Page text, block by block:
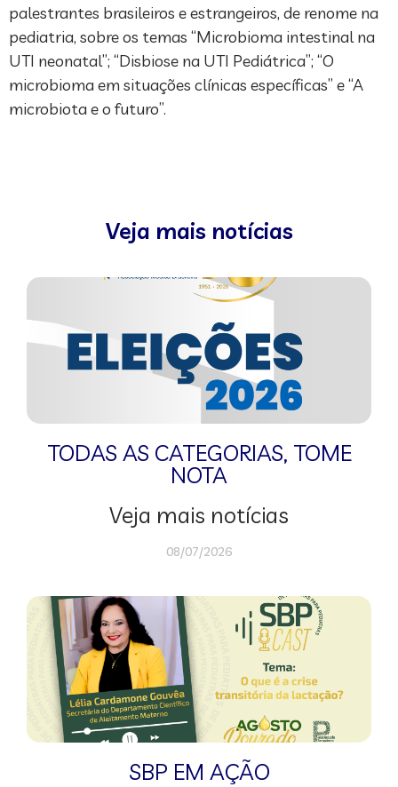
palestrantes brasileiros e estrangeiros, de renome na
pediatria, sobre os temas “Microbioma intestinal na
UTI neonatal”; “Disbiose na UTI Pediátrica”; “O
microbioma em situações clínicas específicas” e “A
microbiota e o futuro”.
Veja mais notícias
TODAS AS CATEGORIAS, TOME
NOTA
Veja mais notícias
08/07/2026
SBP EM AÇÃO